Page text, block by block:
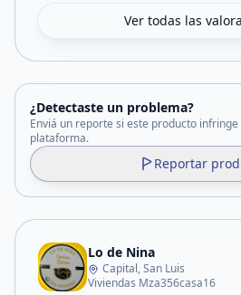
Ver todas las
¿Detectaste un problema?
Enviá un reporte si este producto
plataforma.
Reportar
Lo de Nina
Capital, San Luis
Viviendas Mza356casa16